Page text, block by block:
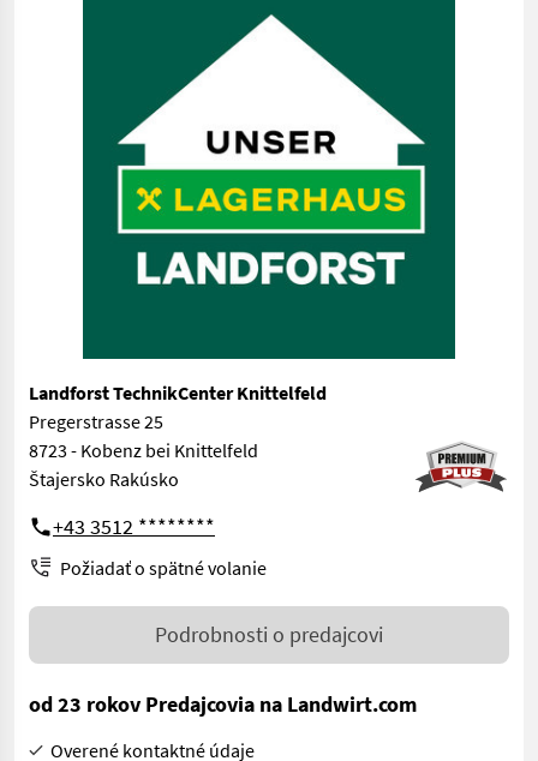
Landforst TechnikCenter Knittelfeld
Pregerstrasse 25
8723 - Kobenz bei Knittelfeld
Štajersko Rakúsko
+43 3512 ********
Požiadať o spätné volanie
Podrobnosti o predajcovi
od 23 rokov Predajcovia na Landwirt.com
Overené kontaktné údaje